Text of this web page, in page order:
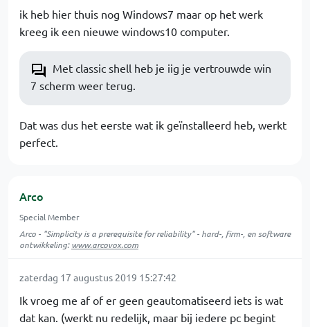
ik heb hier thuis nog Windows7 maar op het werk
kreeg ik een nieuwe windows10 computer.
Met classic shell heb je iig je vertrouwde win
7 scherm weer terug.
Dat was dus het eerste wat ik geïnstalleerd heb, werkt
perfect.
Arco
Special Member
Arco - "Simplicity is a prerequisite for reliability" - hard-, firm-, en software
ontwikkeling:www.arcovox.com
zaterdag 17 augustus 2019 15:27:42
Ik vroeg me af of er geen geautomatiseerd iets is wat
dat kan. (werkt nu redelijk, maar bij iedere pc begint